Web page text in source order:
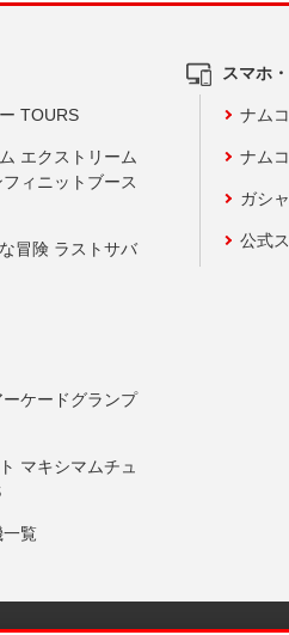
TOURS
エクストリーム
ィニットブース
冒険 ラストサバ
ケードグランプ
マキシマムチュ
一覧
スマホ
ナム
ナム
ガシ
公式